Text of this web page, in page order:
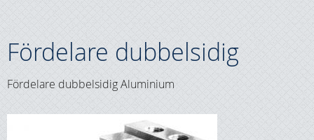
Fördelare dubbelsidig
Fördelare dubbelsidig Aluminium